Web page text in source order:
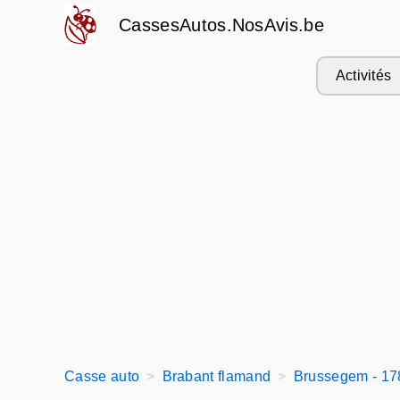
CassesAutos.NosAvis.be
Activités
Casse auto Brabant flamand Brussegem -